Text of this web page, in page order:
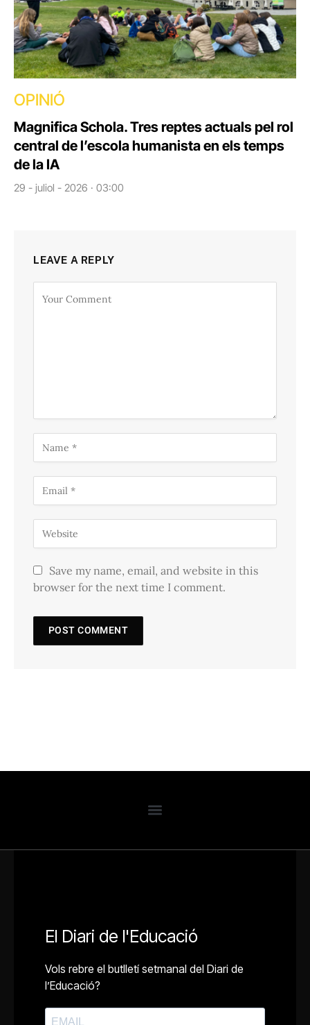
OPINIÓ
Magnifica Schola. Tres reptes actuals pel rol
central de l’escola humanista en els temps
de la IA
29 - juliol - 2026 · 03:00
LEAVE A REPLY
Save my name, email, and website in this
browser for the next time I comment.